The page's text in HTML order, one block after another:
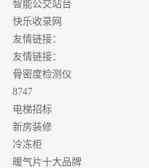
智能公交站台
快乐收录网
友情链接：
友情链接：
骨密度检测仪
8747
电梯招标
新房装修
冷冻柜
暖气片十大品牌